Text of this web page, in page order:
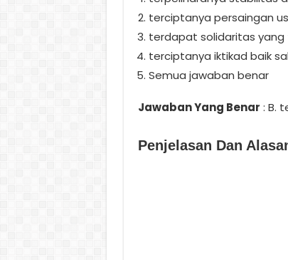
terciptanya persaingan
terdapat solidaritas yang
terciptanya iktikad baik
Semua jawaban benar
Jawaban Yang Benar : B.
Penjelasan Dan